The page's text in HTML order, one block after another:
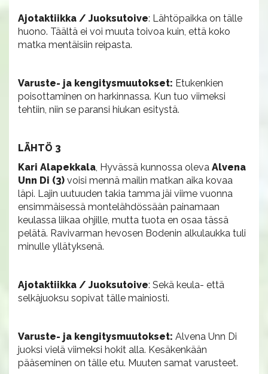
Ajotaktiikka / Juoksutoive: Lähtöpaikka on tälle
huono. Täältä ei voi muuta toivoa kuin, että koko
matka mentäisiin reipasta.
Varuste- ja kengitysmuutokset: Etukenkien
poisottaminen on harkinnassa. Kun tuo viimeksi
tehtiin, niin se paransi hiukan esitystä.
LÄHTÖ 3
Kari Alapekkala, Hyvässä kunnossa oleva Alvena
Unn Di (3) voisi mennä mailin matkan aika kovaa
läpi. Lajin uutuuden takia tamma jäi viime vuonna
ensimmäisessä montelähdössään painamaan
keulassa liikaa ohjille, mutta tuota en osaa tässä
pelätä. Ravivarman hevosen Bodenin alkulaukka tuli
minulle yllätyksenä.
Ajotaktiikka / Juoksutoive: Sekä keula- että
selkäjuoksu sopivat tälle mainiosti.
Varuste- ja kengitysmuutokset: Alvena Unn Di
juoksi vielä viimeksi hokit alla. Kesäkenkään
pääseminen on tälle etu. Muuten samat varusteet.